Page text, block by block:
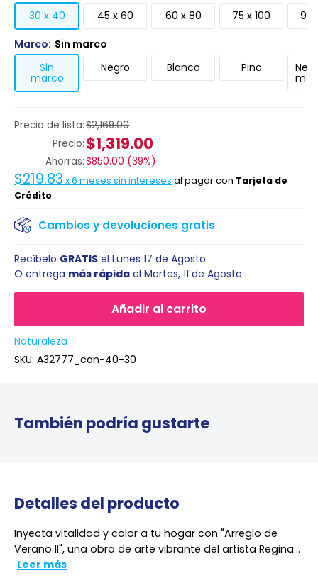
Precio de lista:$2,169.00
Precio: $1,319.00
Ahorras:$850.00 (39%)
$219.83 x6 meses sin intereses al pagar con Tarjeta de
Crédito
Cambios y devoluciones gratis
30 x 40
45 x 60 60 x 80 75 x 100
90
Marco: Sin marco
Sin
marco
Negro Blanco Pino
Añadir al carrito
Recíbelo GRATIS el Lunes 17 de Agosto
O entrega más rápida el Martes, 11 de Agosto
Naturaleza
SKU: A32777_can-40-30
También podría gustarte
Detalles del producto
Inyecta vitalidad y color a tu hogar con "Arreglo de
Verano II", una obra de arte vibrante del artista Regina...
Leer más